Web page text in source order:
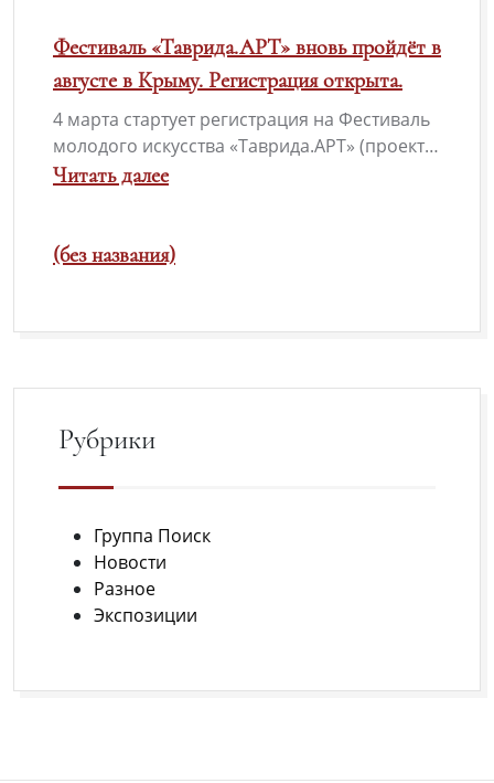
конверт-2026»
Всероссийский
конкурс
детского
рисунка«Морская
слава
Фестиваль «Таврида.АРТ» вновь пройдёт в
августе в Крыму. Регистрация открыта.
4 марта стартует регистрация на Фестиваль
молодого искусства «Таврида.АРТ» (проект…
Читать далее
Фестиваль
«Таврида.АРТ»
пройдёт
в
открыта.
(без названия)
Рубрики
Группа Поиск
Новости
Разное
Экспозиции